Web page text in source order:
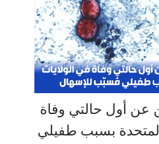
عن أول حالتي وفاة
بسبب طفيلي